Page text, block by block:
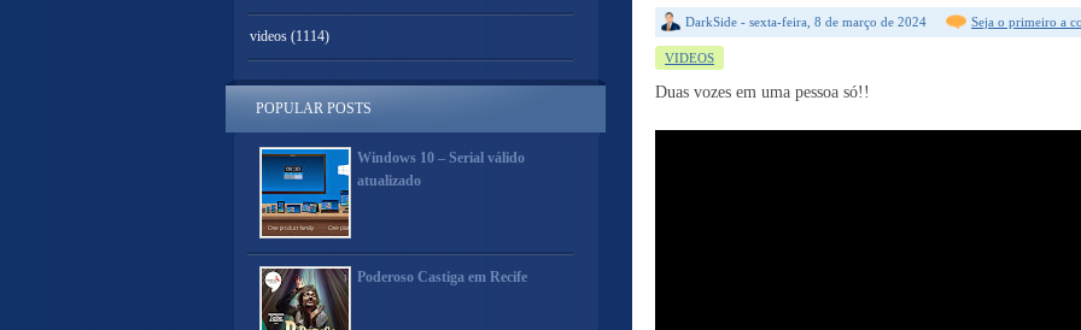
DarkSide - sexta-feira, 8 de março de 2024 Seja o primeiro a
VIDEOS
Duas vozes em uma pessoa só!!
videos (1114)
POPULAR POSTS
Windows 10 – Serial válido
atualizado
Poderoso Castiga em Recife